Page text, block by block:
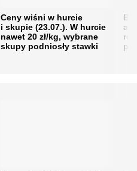
Ceny wiśni w hurcie
i skupie (23.07.). W hurcie
nawet 20 zł/kg, wybrane
skupy podniosły stawki